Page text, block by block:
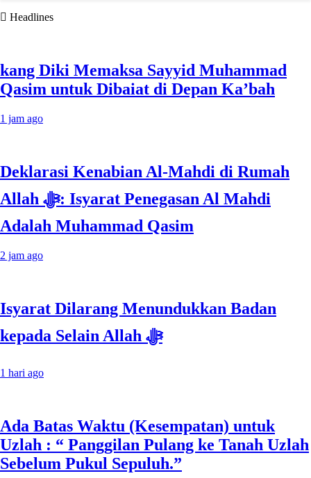
Headlines
kang Diki Memaksa Sayyid Muhammad
Qasim untuk Dibaiat di Depan Ka’bah
1 jam ago
Deklarasi Kenabian Al-Mahdi di Rumah
Allah ﷻ: Isyarat Penegasan Al Mahdi
Adalah Muhammad Qasim
2 jam ago
Isyarat Dilarang Menundukkan Badan
kepada Selain Allah ﷻ
1 hari ago
Ada Batas Waktu (Kesempatan) untuk
Uzlah : “ Panggilan Pulang ke Tanah Uzlah
Sebelum Pukul Sepuluh.”